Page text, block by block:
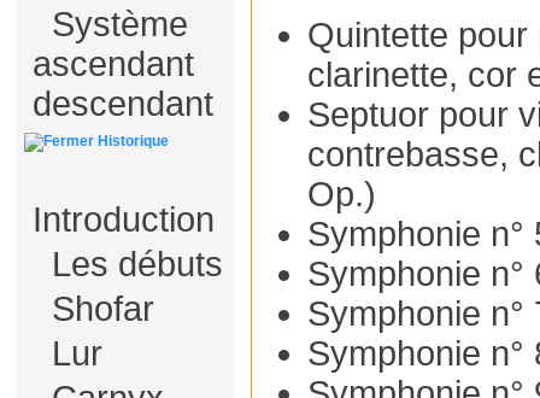
Système
ascendant
descendant
Historique
Introduction
Les débuts
Shofar
Lur
Quintette
clarinette, cor
Septuor pour
contrebasse,
Op.)
Symphonie n°
Symphonie
Symphonie n°
Symphonie n°